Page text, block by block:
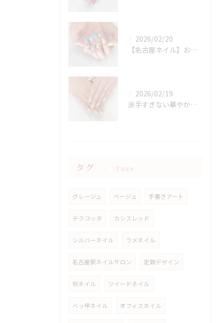
2026/02/20
【名古屋ネイル】お持ち込みニュアンスアート×春フラワーデザイン
2026/02/19
派手すぎない華やかさ◎上品イエローネイル特集
タグ Tags
グレージュ ベージュ 手書きアート
テラコッタ カシスレッド
シルバーネイル ラメネイル
名古屋駅ネイルサロン 定額デザイン
秋ネイル ツイードネイル
べっ甲ネイル オフィスネイル